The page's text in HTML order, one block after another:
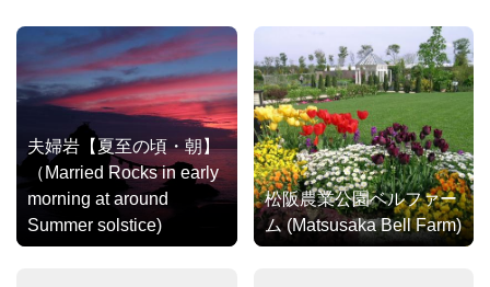
夫婦岩【夏至の頃・朝】
（Married Rocks in early
morning at around
Summer solstice)
松阪農業公園ベルファー
ム (Matsusaka Bell Farm)